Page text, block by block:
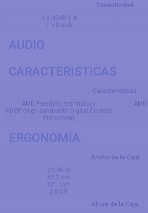
Conectividad
1 x HDMI 1.4
1 x D-sub
AUDIO
CARACTERISTICAS
Caracteristicas
AMD FreeSync technology
HDCP (High-bandwidth Digital Content
Protection)
ERGONOMÍA
Ancho de la Caja
24.45 in
62.1 cm
621 mm
2.04 ft
Altura de la Caja